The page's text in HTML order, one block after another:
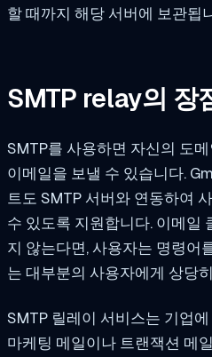
할 때까지 해당 서버에 보관됩
SMTP relay의 장
SMTP를 사용하면 자신의 도
이메일을 보낼 수 있습니다.
트도 SMTP 서버와 연동하여
수 있도록 지원합니다. 이메일
지 않는다면, 사용자는 명령어
는 대부분의 사용자에게 상당
SMTP 릴레이 서비스는 기업
마케팅 메일이나 트랜잭션 메